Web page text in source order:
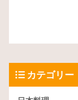
カテゴリー